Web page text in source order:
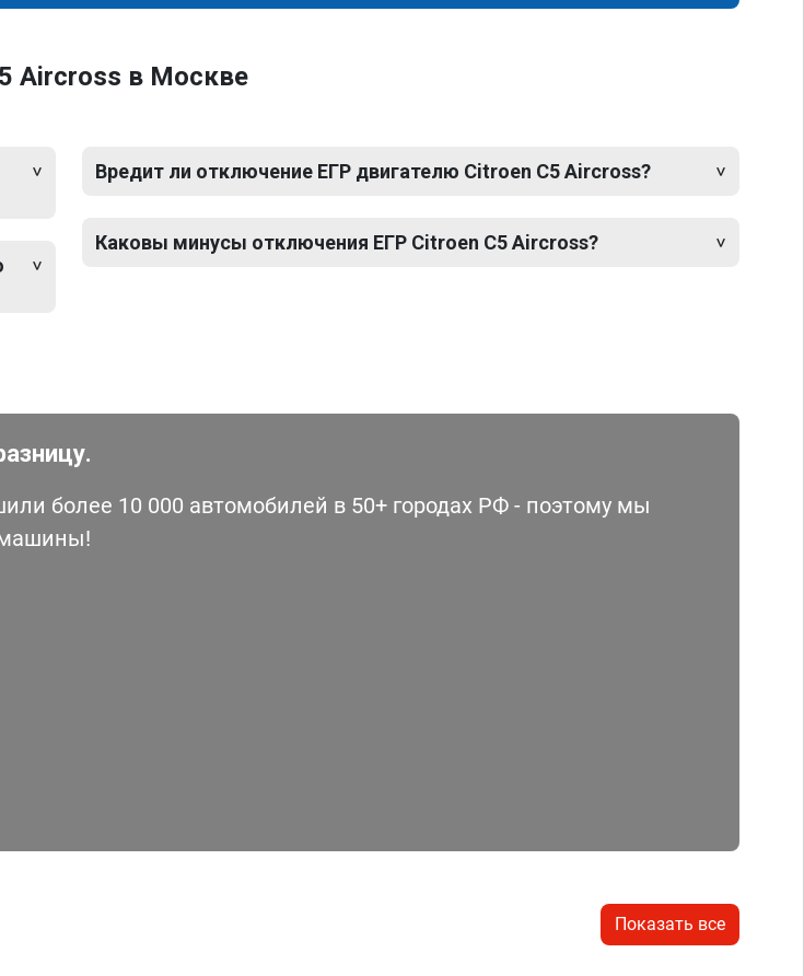
Aircross в Москве
Вредит ли отключение ЕГР двигателю Citroen C5 Aircross?
Каковы минусы отключения ЕГР Citroen C5 Aircross?
более 10 000 автомобилей в 50+ городах РФ - поэтому мы
машины!
Показать все